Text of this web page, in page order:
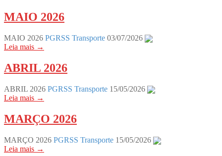
MAIO 2026
MAIO 2026 PGRSS Transporte 03/07/2026
Leia mais →
ABRIL 2026
ABRIL 2026 PGRSS Transporte 15/05/2026
Leia mais →
MARÇO 2026
MARÇO 2026 PGRSS Transporte 15/05/2026
Leia mais →